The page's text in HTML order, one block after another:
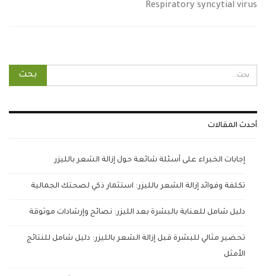
Respiratory syncytial virus
أحدث المقالات
إجابات الخبراء على أسئلة شائعة حول إزالة الشعر بالليزر
تكلفة وفوائد إزالة الشعر بالليزر: استثمار ذكي لصحتك الجمالية
دليل شامل للعناية بالبشرة بعد الليزر: نصائح وإرشادات موثوقة
تحضير مثالي للبشرة قبل إزالة الشعر بالليزر: دليل شامل للنتائج
الأمثل